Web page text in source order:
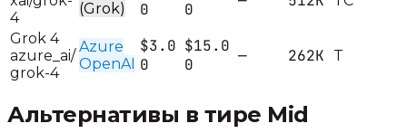
4
(Grok)
0
0
Grok 4
azure_ai/
grok-4
Azure
OpenAI
$3.0
0
$15.0
0
— 262K T
Альтернативы в тире Mid